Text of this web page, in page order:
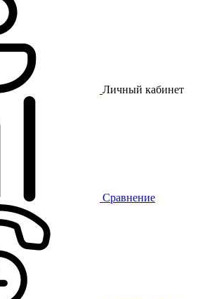
Личный кабинет
Сравнение